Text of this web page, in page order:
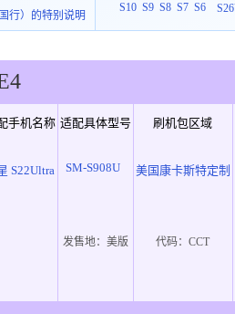
行）的特别说明
S10 S9 S8 S7 S6
手机名称 适配具体型号 刷机包区域
S22Ultra SM-S908U 美国康卡斯特定制
发售地： 美版 代码：CCT